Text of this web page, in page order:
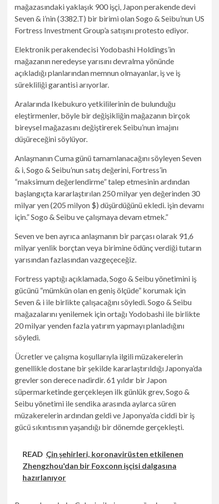
mağazasındaki yaklaşık 900 işçi, Japon perakende devi
Seven & i’nin (3382.T) bir birimi olan Sogo & Seibu’nun US
Fortress Investment Group’a satışını protesto ediyor.
Elektronik perakendecisi Yodobashi Holdings’in
mağazanın neredeyse yarısını devralma yönünde
açıkladığı planlarından memnun olmayanlar, iş ve iş
sürekliliği garantisi arıyorlar.
Aralarında Ikebukuro yetkililerinin de bulunduğu
eleştirmenler, böyle bir değişikliğin mağazanın birçok
bireysel mağazasını değiştirerek Seibu’nun imajını
düşüreceğini söylüyor.
Anlaşmanın Cuma günü tamamlanacağını söyleyen Seven
& i, Sogo & Seibu’nun satış değerini, Fortress’in
“maksimum değerlendirme” talep etmesinin ardından
başlangıçta kararlaştırılan 250 milyar yen değerinden 30
milyar yen (205 milyon $) düşürdüğünü ekledi. işin devamı
için.” Sogo & Seibu ve çalışmaya devam etmek.”
Seven ve ben ayrıca anlaşmanın bir parçası olarak 91,6
milyar yenlik borçtan veya birimine ödünç verdiği tutarın
yarısından fazlasından vazgeçeceğiz.
Fortress yaptığı açıklamada, Sogo & Seibu yönetimini iş
gücünü “mümkün olan en geniş ölçüde” korumak için
Seven & i ile birlikte çalışacağını söyledi. Sogo & Seibu
mağazalarını yenilemek için ortağı Yodobashi ile birlikte
20 milyar yenden fazla yatırım yapmayı planladığını
söyledi.
Ücretler ve çalışma koşullarıyla ilgili müzakerelerin
genellikle dostane bir şekilde kararlaştırıldığı Japonya’da
grevler son derece nadirdir. 61 yıldır bir Japon
süpermarketinde gerçekleşen ilk günlük grev, Sogo &
Seibu yönetimi ile sendika arasında aylarca süren
müzakerelerin ardından geldi ve Japonya’da ciddi bir iş
gücü sıkıntısının yaşandığı bir dönemde gerçekleşti.
READ Çin şehirleri, koronavirüsten etkilenen
Zhengzhou'dan bir Foxconn işçisi dalgasına
hazırlanıyor